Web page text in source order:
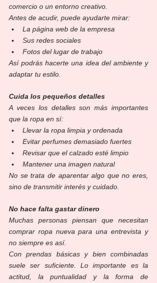
comercio o un entorno creativo.
Antes de acudir, puede ayudarte mirar:
La página web de la empresa
Sus redes sociales
Fotos del lugar de trabajo
Así podrás hacerte una idea del ambiente y
adaptar tu estilo.
Cuida los pequeños detalles
A veces los detalles son más importantes
que la ropa en sí:
Llevar la ropa limpia y ordenada
Evitar perfumes demasiado fuertes
Revisar que el calzado esté limpio
Mantener una imagen natural
No se trata de aparentar algo que no eres,
sino de transmitir interés y cuidado.
No hace falta gastar dinero
Muchas personas piensan que necesitan
comprar ropa nueva para una entrevista y
no siempre es así.
Con prendas básicas y bien combinadas
suele ser suficiente. Lo importante es la
actitud, la puntualidad y la forma de